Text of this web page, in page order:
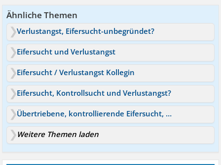
Ähnliche Themen
Verlustangst, Eifersucht-unbegründet?
Eifersucht und Verlustangst
Eifersucht / Verlustangst Kollegin
Eifersucht, Kontrollsucht und Verlustangst?
Übertriebene, kontrollierende Eifersucht, Verlustangst
Weitere Themen laden